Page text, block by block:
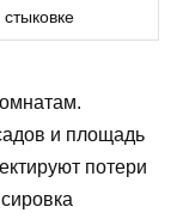
стыковке
и площадь
потери